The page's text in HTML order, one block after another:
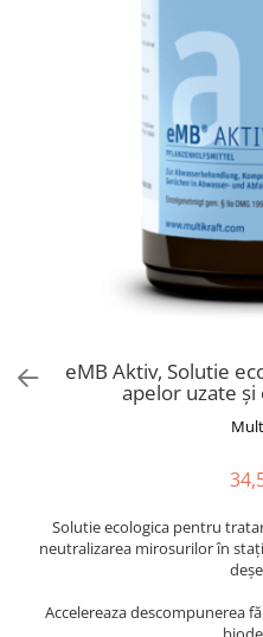
eMB Aktiv, Solutie
apelor uzate
Solutie ecologica pentru
neutralizarea mirosurilor în
Accelereaza descompunerea